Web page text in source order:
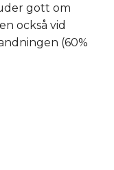
gott om
också vid
(60%